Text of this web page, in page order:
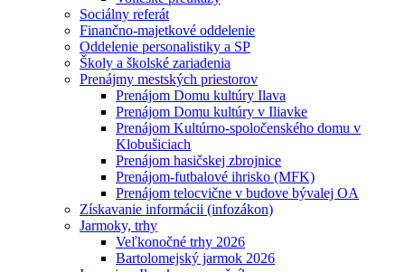
Sociálny referát
Finančno-majetkové oddelenie
Oddelenie personalistiky a SP
Školy a školské zariadenia
Prenájmy mestských priestorov
Prenájom Domu kultúry Ilava
Prenájom Domu kultúry v Iliavke
Prenájom Kultúrno-spoločenského domu v
Klobušiciach
Prenájom hasičskej zbrojnice
Prenájom-futbalové ihrisko (MFK)
Prenájom telocvične v budove bývalej OA
Získavanie informácii (infozákon)
Jarmoky, trhy
Veľkonočné trhy 2026
Bartolomejský jarmok 2026